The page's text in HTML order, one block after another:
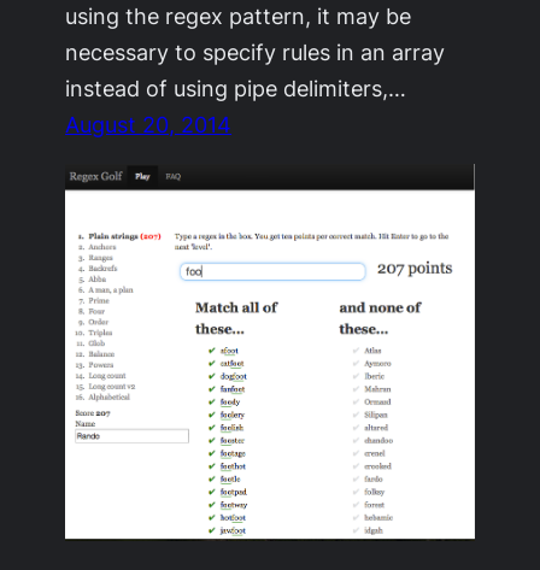
using the regex pattern, it may be
necessary to specify rules in an array
instead of using pipe delimiters,…
August 20, 2014